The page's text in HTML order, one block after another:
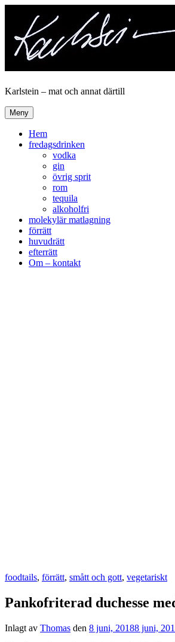
innehåll
Karlstein – mat och annat därtill
Meny
Hem
fredagsdrinken
vodka
gin
övrig sprit
rom
tequila
alkoholfri
molekylär matlagning
förrätt
huvudrätt
efterrätt
Om – kontakt
foodtails, förrätt, smått och gott, vegetariskt
Pankofriterad duchesse
Inlagt av Thomas den 8 juni, 20188 juni,